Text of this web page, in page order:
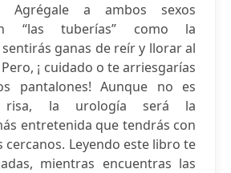
Agrégale a ambos sexos
“las tuberías” como la
ganas de reír y llorar al
¡ cuidado o te arriesgarías
pantalones! Aunque no es
risa, la urología será la
entretenida que tendrás con
cercanos. Leyendo este libro te
mientras encuentras las